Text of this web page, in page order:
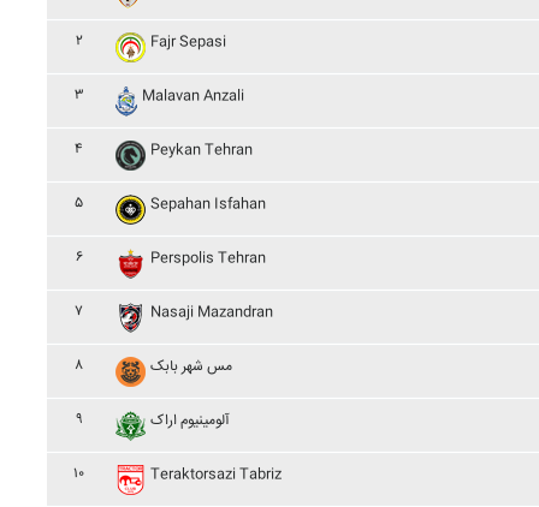
۲ Fajr Sepasi
۳ Malavan Anzali
۴ Peykan Tehran
۵ Sepahan Isfahan
۶ Perspolis Tehran
۷ Nasaji Mazandran
۸ مس شهر بابک
۹ آلومينيوم اراک
۱۰ Teraktorsazi Tabriz